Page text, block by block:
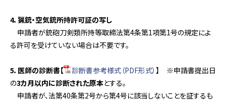
4．猟銃・空気銃所持許可証の写し
申請者が銃砲刀剣類所持等取締法第4条第1項第1号の規定によ
る許可を受けていない場合は不要です。
5．医師の診断書【 診断書参考様式（PDF形式） 】 ※申請書提出日
の3カ月以内に診断された原本とする。
申請者が、法第40条第2号から第4号に該当しないことを証するも